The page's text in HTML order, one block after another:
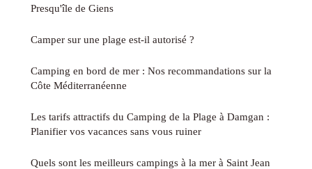
Presqu'île de Giens
Camper sur une plage est-il autorisé ?
Camping en bord de mer : Nos recommandations sur la
Côte Méditerranéenne
Les tarifs attractifs du Camping de la Plage à Damgan :
Planifier vos vacances sans vous ruiner
Quels sont les meilleurs campings à la mer à Saint Jean